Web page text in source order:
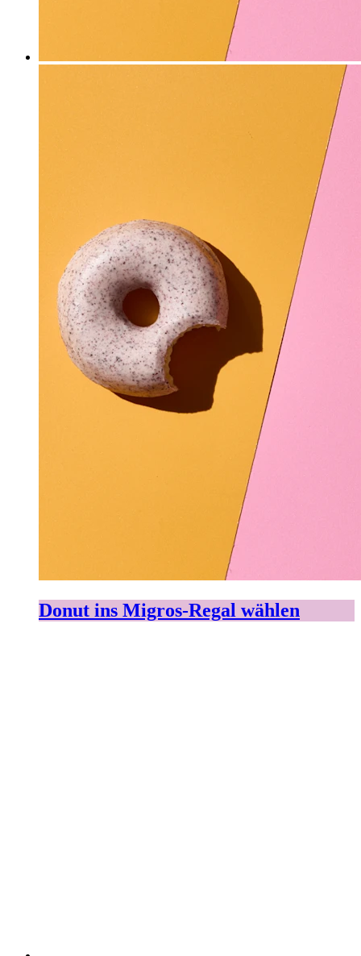
Donut ins Migros-Regal wählen